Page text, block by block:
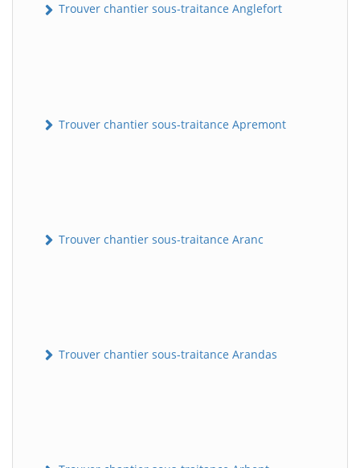
Trouver chantier sous-traitance Anglefort
Trouver chantier sous-traitance Apremont
Trouver chantier sous-traitance Aranc
Trouver chantier sous-traitance Arandas